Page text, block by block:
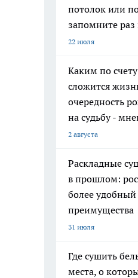
потолок или
запомните раз
22 июля
Каким по
сложится
очередность
на судьбу -
2 августа
Раскладные
в прошлом:
более удобный
преимущества
31 июля
Где сушить
места, о